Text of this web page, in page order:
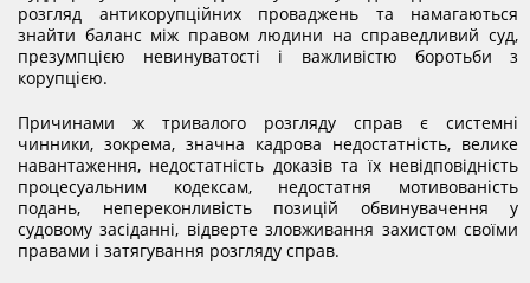
НОРМАТИВИ НАВАНТАЖЕННЯ
ГАЛЕРЕЯ
КОНТАКТИ
розгляд антикорупційних проваджень та намагаються
знайти баланс між правом людини на справедливий суд,
презумпцією невинуватості і важливістю боротьби з
корупцією.
Причинами ж тривалого розгляду справ є системні
чинники, зокрема, значна кадрова недостатність, велике
навантаження, недостатність доказів та їх невідповідність
процесуальним кодексам, недостатня мотивованість
подань, непереконливість позицій обвинувачення у
судовому засіданні, відверте зловживання захистом своїми
правами і затягування розгляду справ.